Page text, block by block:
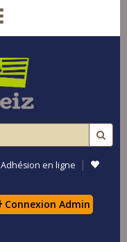
Adhésion en ligne |
Connexion Admin